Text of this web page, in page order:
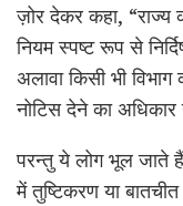
ज़ोर देकर कहा,
नियम स्पष्ट रूप से
अलावा किसी भी
नोटिस देने का अधिकार
परन्तु ये लोग भूल जाते
में तुष्टिकरण या